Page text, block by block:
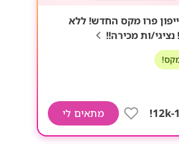
פרו מקס החדש! ללא
נציגי/ות מכירה!!
מתאים לי